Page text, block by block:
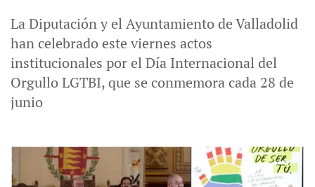
La Diputación y el Ayuntamiento de Valladolid
han celebrado este viernes actos
institucionales por el Día Internacional del
Orgullo LGTBI, que se conmemora cada 28 de
junio